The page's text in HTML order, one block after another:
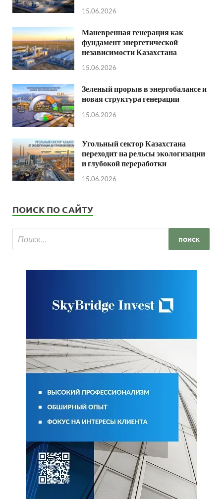
15.06.2026
Маневренная генерация как
фундамент энергетической
независимости Казахстана
15.06.2026
Зеленый прорыв в энергобалансе и
новая структура генерации
15.06.2026
Угольный сектор Казахстана
переходит на рельсы экологизации
и глубокой переработки
15.06.2026
ПОИСК ПО САЙТУ